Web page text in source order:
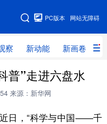
网站无障碍
PC版本
察 新动能 新画卷
图
新动能 新画卷
人事
直播 视频
普”走进六盘水
来源：新华网
日，“科学与中国——千